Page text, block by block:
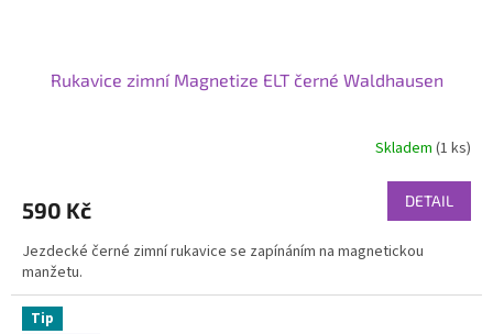
Rukavice zimní Magnetize ELT černé Waldhausen
Skladem (1 ks)
590 Kč DETAIL
Jezdecké černé zimní rukavice se zapínáním na magnetickou
manžetu.
Tip